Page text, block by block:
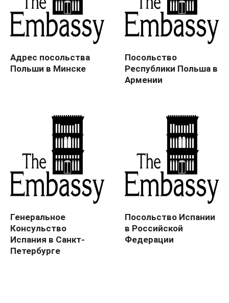
Адрес посольства
Польши в Минске
Посольство
Республики Польша в
Армении
Генеральное
Консульство
Испания в Санкт-
Петербурге
Посольство Испании
в Российской
Федерации